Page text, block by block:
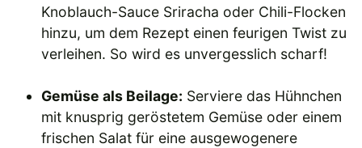
Knoblauch-Sauce Sriracha oder Chili-Flocken
hinzu, um dem Rezept einen feurigen Twist zu
verleihen. So wird es unvergesslich scharf!
Gemüse als Beilage: Serviere das Hühnchen
mit knusprig geröstetem Gemüse oder einem
frischen Salat für eine ausgewogenere